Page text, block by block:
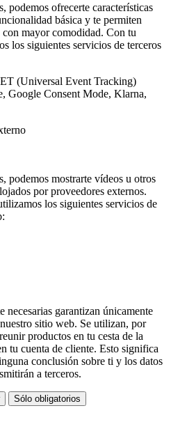
podemos ofrecerte características
básica y te permiten
mayor comodidad. Con tu
los siguientes servicios de terceros
(Universal Event Tracking)
Google Consent Mode, Klarna,
podemos mostrarte vídeos u otros
por proveedores externos.
los siguientes servicios de
necesarias garantizan únicamente
sitio web. Se utilizan, por
productos en tu cesta de la
tu cuenta de cliente. Esto significa
conclusión sobre ti y los datos
a terceros.
Sólo obligatorios